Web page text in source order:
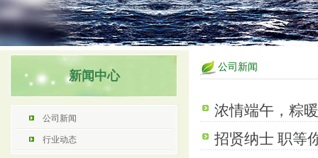
新闻中心
公司新闻
行业动态
公司新闻
浓情端午，粽
招贤纳士职等